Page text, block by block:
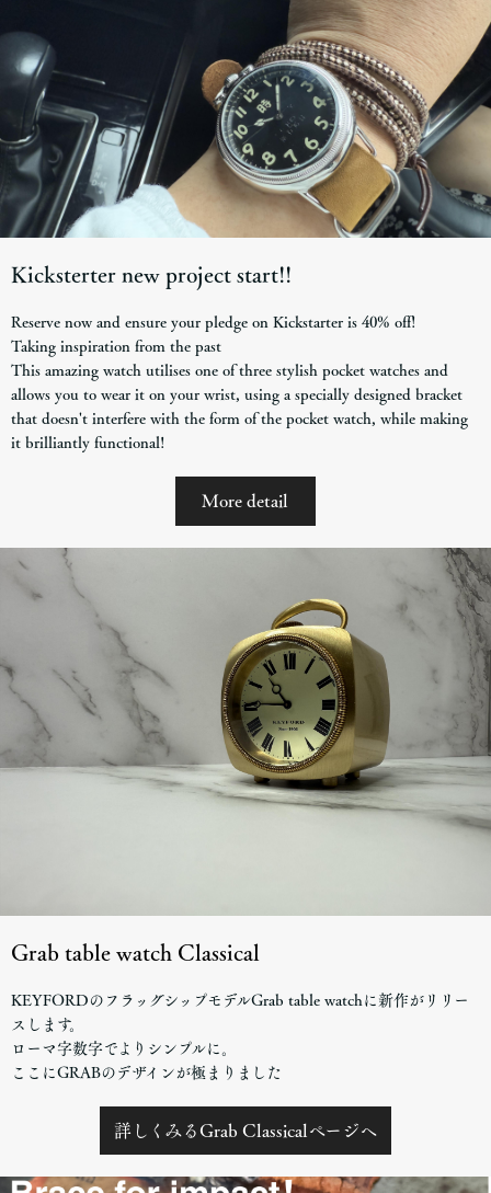
Kicksterter new project start!!
Reserve now and ensure your pledge on Kickstarter is 40% off!
Taking inspiration from the past
This amazing watch utilises one of three stylish pocket watches and
allows you to wear it on your wrist, using a specially designed bracket
that doesn't interfere with the form of the pocket watch, while making
it brilliantly functional!
More detail
Grab table watch Classical
KEYFORDのフラッグシップモデルGrab table watchに新作がリリー
スします。
ローマ字数字でよりシンプルに。
ここにGRABのデザインが極まりました
詳しくみるGrab Classicalページヘ